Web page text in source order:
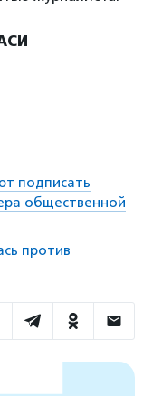
подписать
общественной
против